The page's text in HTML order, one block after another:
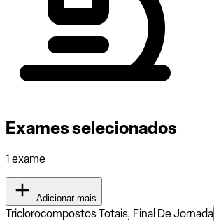
Exames selecionados
1 exame
Adicionar mais
Triclorocompostos Totais, Final De Jornada